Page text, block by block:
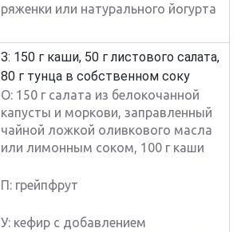
ряженки или натурального йогурта
З: 150 г каши, 50 г листового салата,
80 г тунца в собственном соку
О: 150 г салата из белокочанной
капусты и моркови, заправленный
чайной ложкой оливкового масла
или лимонным соком, 100 г каши
П: грейпфрут
У: кефир с добавлением